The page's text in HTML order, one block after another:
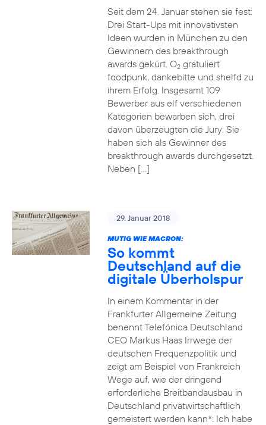
Seit dem 24. Januar stehen sie fest:
Drei Start-Ups mit innovativsten
Ideen wurden in München zu den
Gewinnern des breakthrough
awards gekürt. O2gratuliert
foodpunk, dankebitte und shelfd zu
ihrem Erfolg. Insgesamt 109
Bewerber aus elf verschiedenen
Kategorien bewarben sich, drei
davon überzeugten die Jury: Sie
haben sich als Gewinner des
breakthrough awards durchgesetzt.
Neben […]
29. Januar 2018
MUTIG WIE MACRON:
So kommt
Deutschland auf die
digitale Überholspur
In einem Kommentar in der
Frankfurter Allgemeine Zeitung
benennt Telefónica Deutschland
CEO Markus Haas Irrwege der
deutschen Frequenzpolitik und
zeigt am Beispiel von Frankreich
Wege auf, wie der dringend
erforderliche Breitbandausbau in
Deutschland privatwirtschaftlich
gemeistert werden kann*: Ich habe